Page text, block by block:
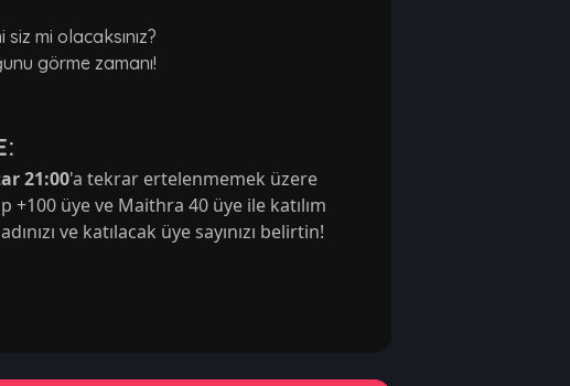
mi olacaksınız?
görme zamanı!
21:00'a tekrar ertelenmemek üzere
+100 üye ve Maithra 40 üye ile katılım
ve katılacak üye sayınızı belirtin!